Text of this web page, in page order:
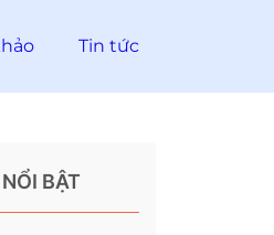
Tin tức
BẬT